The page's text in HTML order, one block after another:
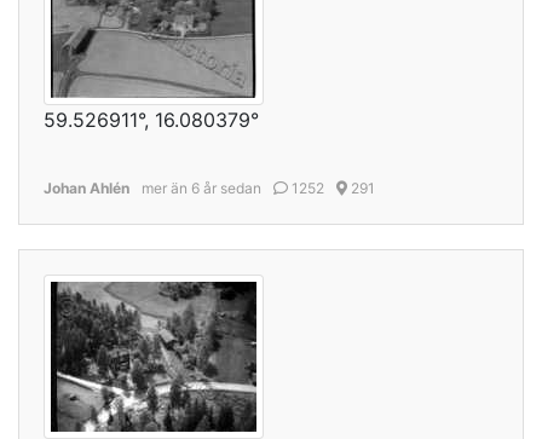
59.526911°, 16.080379°
Johan Ahlén mer än 6 år sedan 1252 291